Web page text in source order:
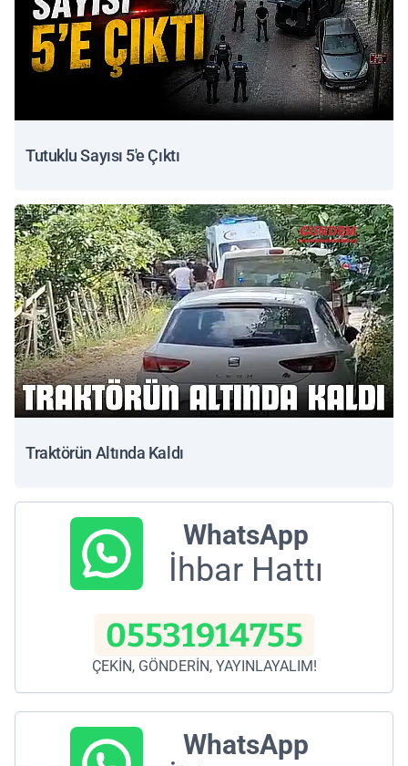
Tutuklu Sayısı 5'e Çıktı
Traktörün Altında Kaldı
WhatsApp
İhbar Hattı
05531914755
ÇEKİN, GÖNDERİN, YAYINLAYALIM!
WhatsApp